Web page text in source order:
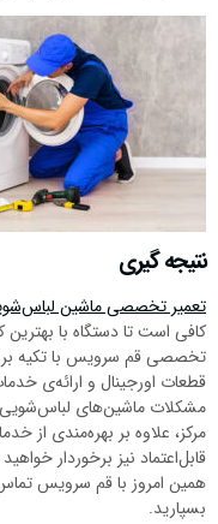
نتیجه گیری
تعمیر تخصصی ماشین
کافی است تا دستگاه با
تخصصی قم سرویس با تکیه بر
قطعات اورجینال و ارائه‌ی
مشکلات ماشین‌های
مرکز، علاوه بر بهره‌مندی از
قابل‌اعتماد نیز برخوردار
همین امروز با قم سرویس
بسپارید.